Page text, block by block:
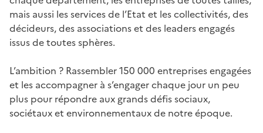
mais aussi les services de l’Etat et les collectivités, des
décideurs, des associations et des leaders engagés
issus de toutes sphères.
L’ambition ? Rassembler 150 000 entreprises engagées
et les accompagner à s’engager chaque jour un peu
plus pour répondre aux grands défis sociaux,
sociétaux et environnementaux de notre époque.